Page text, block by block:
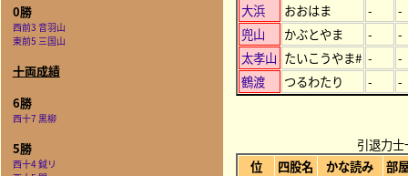
0勝
西前3 音羽山
東前5 三国山
十両成績
6勝
西十7 黒柳
5勝
西十4 鉞リ
大浜
おおはま -
-
兜山
かぶとやま -
-
太孝山 たいこうやま# -
-
鶴渡
つるわたり - -
引退力士
位
四股名 かな読み
部